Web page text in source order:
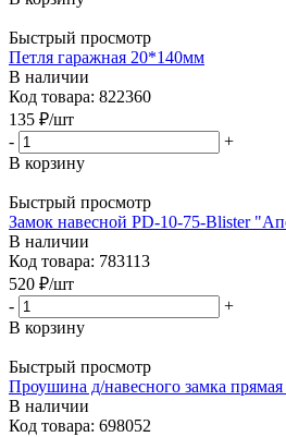
Быстрый просмотр
Петля гаражная 20*140мм
В наличии
Код товара: 822360
135 ₽/шт
-
+
В корзину
Быстрый просмотр
Замок навесной PD-10-75-Blister
В наличии
Код товара: 783113
520 ₽/шт
-
+
В корзину
Быстрый просмотр
Проушина д/навесного замка
В наличии
Код товара: 698052